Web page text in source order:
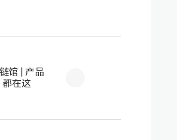
馆 | 产品
在这